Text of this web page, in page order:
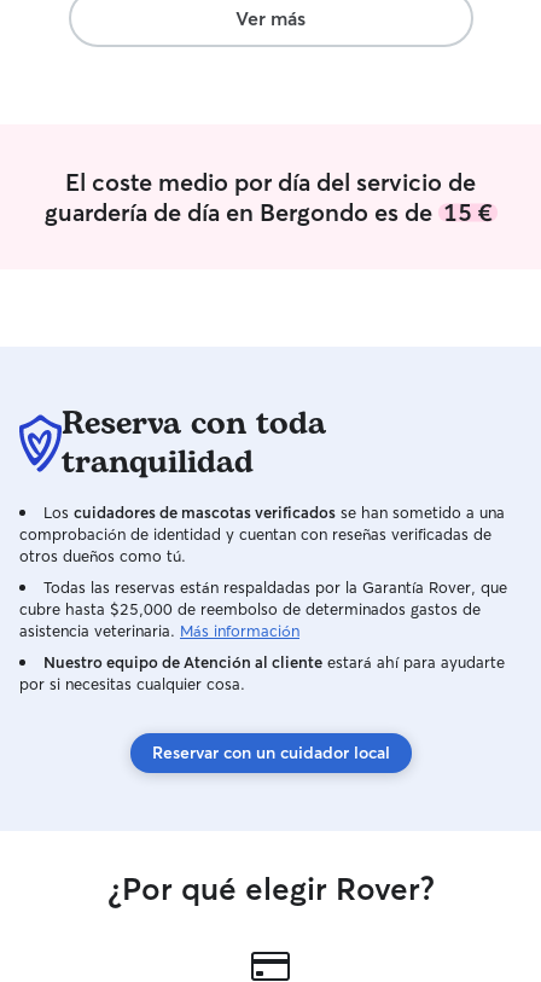
tengo un mes
tiempo libre,
ellos.
de la mañana
Ver más
El coste medio por día del servicio de
guardería de día en Bergondo es de 15 €
Reserva con toda
tranquilidad
Los cuidadores de mascotas verificados se han sometido a una
comprobación de identidad y cuentan con reseñas verificadas de
otros dueños como tú.
Todas las reservas están respaldadas por la Garantía Rover, que
cubre hasta $25,000 de reembolso de determinados gastos de
asistencia veterinaria. Más información
Nuestro equipo de Atención al cliente estará ahí para ayudarte
por si necesitas cualquier cosa.
Reservar con un cuidador local
¿Por qué elegir Rover?